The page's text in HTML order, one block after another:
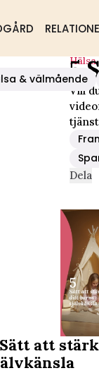
& välmående
Pension
Hälsa
5
Vill
Dela
att